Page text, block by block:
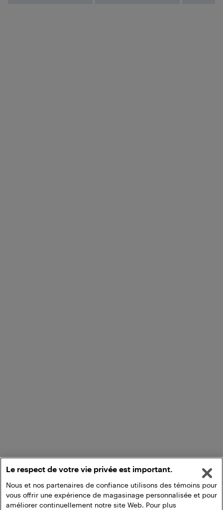
Le respect de votre vie privée est important.
Nous et nos partenaires de confiance utilisons des témoins pour
vous offrir une expérience de magasinage personnalisée et pour
améliorer continuellement notre site Web. Pour plus